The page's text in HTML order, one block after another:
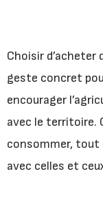
Choisir d’acheter
geste concret
encourager
avec le territoire.
consommer, tout
avec celles et